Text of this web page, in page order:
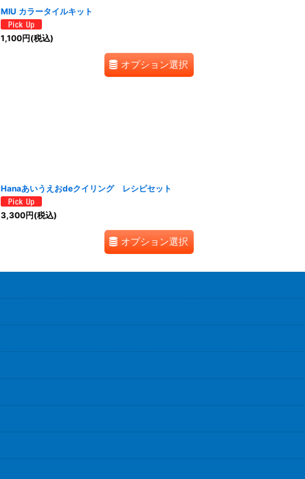
MIU カラータイルキット
1,100円(税込)
オプション選択
Hanaあいうえおdeクイリング レシピセット
3,300円(税込)
オプション選択